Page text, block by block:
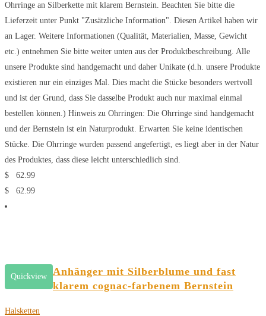
Ohrringe an Silberkette mit klarem Bernstein. Beachten Sie bitte die
Lieferzeit unter Punkt "Zusätzliche Information". Diesen Artikel haben wir
an Lager. Weitere Informationen (Qualität, Materialien, Masse, Gewicht
etc.) entnehmen Sie bitte weiter unten aus der Produktbeschreibung. Alle
unsere Produkte sind handgemacht und daher Unikate (d.h. unsere Produkte
existieren nur ein einziges Mal. Dies macht die Stücke besonders wertvoll
und ist der Grund, dass Sie dasselbe Produkt auch nur maximal einmal
bestellen können.) Hinweis zu Ohrringen: Die Ohrringe sind handgemacht
und der Bernstein ist ein Naturprodukt. Erwarten Sie keine identischen
Stücke. Die Ohrringe wurden passend angefertigt, es liegt aber in der Natur
des Produktes, dass diese leicht unterschiedlich sind.
$
62.99
$
62.99
Quickview
Anhänger mit Silberblume und fast
klarem cognac-farbenem Bernstein
Halsketten